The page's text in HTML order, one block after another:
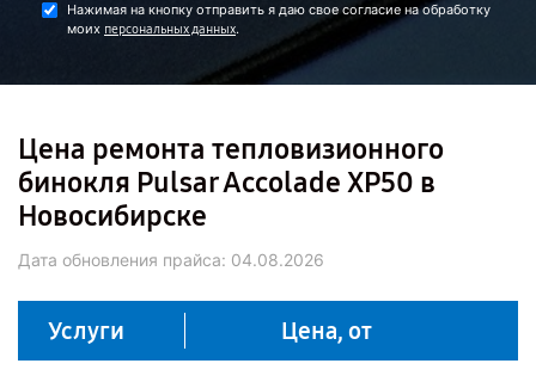
Нажимая на кнопку отправить я даю свое согласие на обработку
моих персональных данных.
Цена ремонта тепловизионного
бинокля Pulsar Accolade XP50 в
Новосибирске
Дата обновления прайса: 04.08.2026
Услуги Цена, от